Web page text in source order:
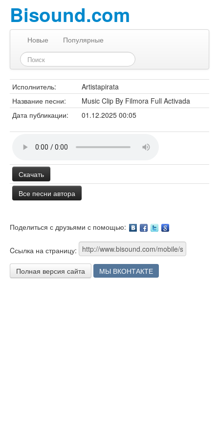
Bisound.com
Новые Популярные
Исполнитель:
Artistapirata
Название песни:
Music Clip By Filmora Full Activada
Дата публикации:
01.12.2025 00:05
Скачать
Все песни автора
Поделиться с друзьями с помощью:
Cсылка на страницу:
Полная версия сайта МЫ ВКОНТАКТЕ